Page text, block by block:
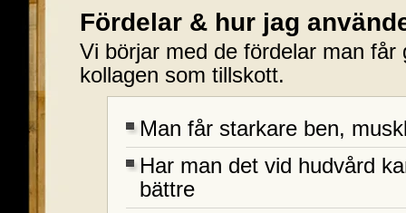
Fördelar & hur jag
Vi börjar med de fördelar man får
kollagen som tillskott.
Man får starkare ben,
Har man det vid hudvård
bättre